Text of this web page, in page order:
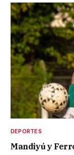
DEPORTES
Mandiyú y